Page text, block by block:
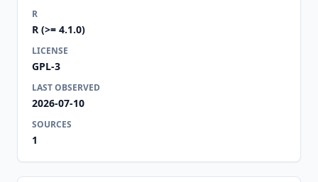
R
R (>= 4.1.0)
LICENSE
GPL-3
LAST OBSERVED
2026-07-10
SOURCES
1